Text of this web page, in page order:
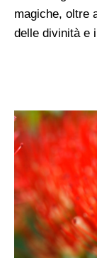
magiche, oltre
delle divinità e